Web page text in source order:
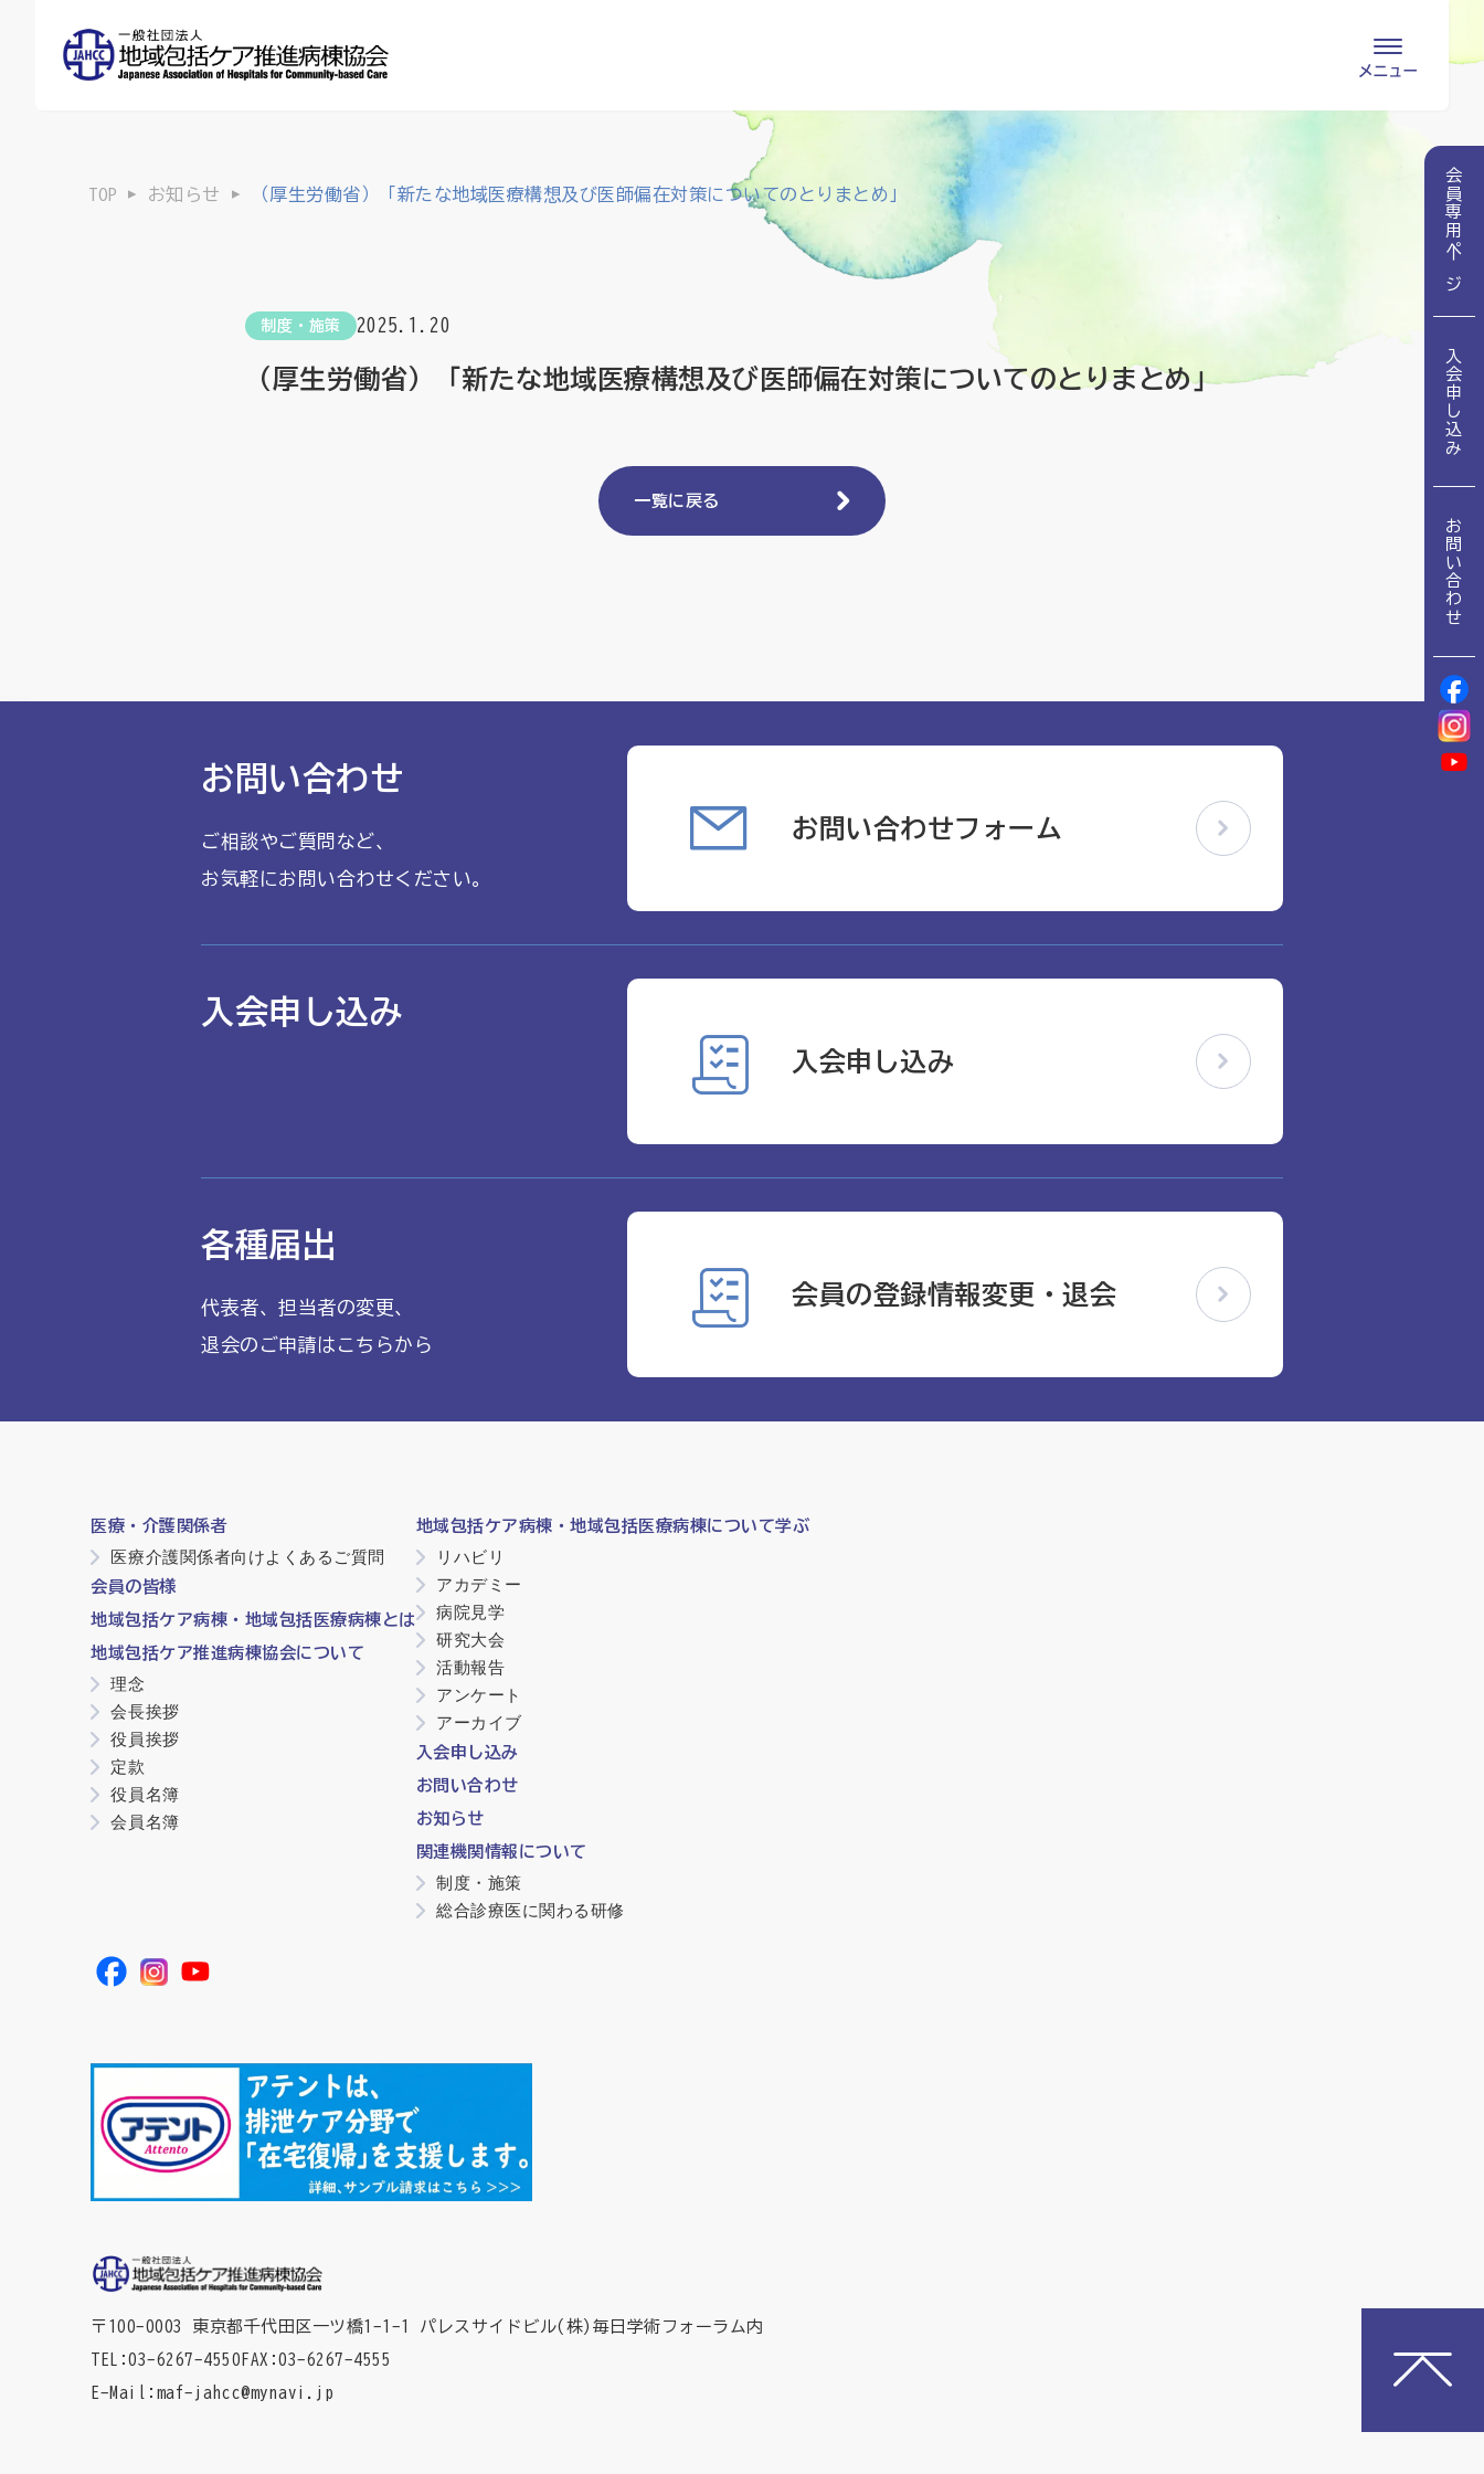
会員の皆様
役員挨拶
定款
地域包括ケア病棟・地域包括医療病棟について学ぶ
関連機関情報について
制度・施策
会員専用ページ
入会申し込み
お問い合わせ
TOP お知らせ （厚生労働省）「新たな地域医療構想及び医師偏在対策についてのとりまとめ」
制度・施策 2025.1.20
（厚生労働省）「新たな地域医療構想及び医師偏在対策についてのとりまとめ」
一覧に戻る
お問い合わせ
ご相談やご質問など、
お気軽にお問い合わせください。
お問い合わせフォーム
入会申し込み
入会申し込み
各種届出
代表者、担当者の変更、
退会のご申請はこちらから
会員の登録情報変更・退会
医療・介護関係者
医療介護関係者向けよくあるご質問
会員の皆様
地域包括ケア病棟・地域包括医療病棟とは
地域包括ケア推進病棟協会について
理念
会長挨拶
役員挨拶
定款
役員名簿
会員名簿
地域包括ケア病棟・地域包括医療病棟について学ぶ
リハビリ
アカデミー
病院見学
研究大会
活動報告
アンケート
アーカイブ
入会申し込み
お問い合わせ
お知らせ
関連機関情報について
制度・施策
総合診療医に関わる研修
〒100-0003 東京都千代田区一ツ橋1-1-1
パレスサイドビル(株)毎日学術フォーラム内
TEL
03-6267-4550 FAX
03-6267-4555
E-Mail
maf-jahcc@mynavi.jp